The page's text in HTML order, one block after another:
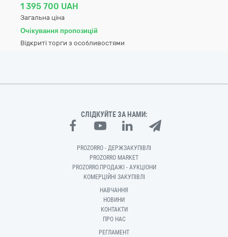
1 395 700 UAH
Загальна ціна
Очікування пропозицій
Відкриті торги з особливостями
СЛІДКУЙТЕ ЗА НАМИ:
PROZORRO - ДЕРЖЗАКУПІВЛІ
PROZORRO MARKET
PROZORRO.ПРОДАЖІ - АУКЦІОНИ
КОМЕРЦІЙНІ ЗАКУПІВЛІ
НАВЧАННЯ
НОВИНИ
КОНТАКТИ
ПРО НАС
РЕГЛАМЕНТ